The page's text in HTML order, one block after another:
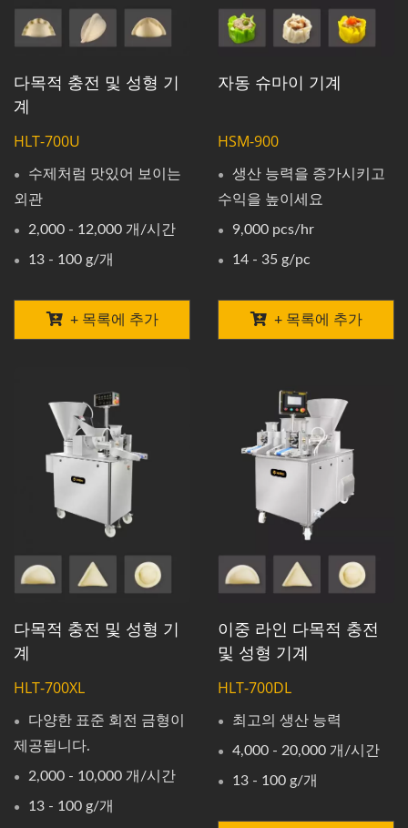
다목적 충전 및 성형 기
계
HLT-700U
수제처럼 맛있어 보이는
외관
2,000 - 12,000 개/시간
13 - 100 g/개
+ 목록에 추가
자동 슈마이 기계
HSM-900
생산 능력을 증가시키고
수익을 높이세요
9,000 pcs/hr
14 - 35 g/pc
+ 목록에 추가
다목적 충전 및 성형 기
계
HLT-700XL
다양한 표준 회전 금형이
제공됩니다.
2,000 - 10,000 개/시간
13 - 100 g/개
이중 라인 다목적 충전
및 성형 기계
HLT-700DL
최고의 생산 능력
4,000 - 20,000 개/시간
13 - 100 g/개